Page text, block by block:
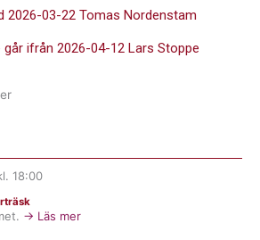
2026-03-22 Tomas Nordenstam
går ifrån 2026-04-12 Lars Stoppe
18:00
→ Läs mer